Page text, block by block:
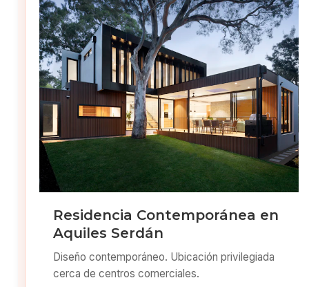
Residencia Contemporánea en
Aquiles Serdán
Diseño contemporáneo. Ubicación privilegiada
cerca de centros comerciales.